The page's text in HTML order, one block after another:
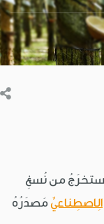
من نُسغِ
الِاصطِناعيِّ مَصدَرُهُ